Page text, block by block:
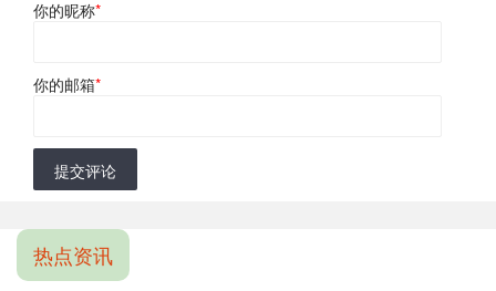
你的昵称*
你的邮箱*
提交评论
热点资讯